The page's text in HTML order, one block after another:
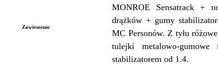
Zawieszenie:
MONROE Sensatrack +
drążków + gumy
MC Personów. Z tyłu
tulejki metalowo-
stabilizatorem od 1.4.